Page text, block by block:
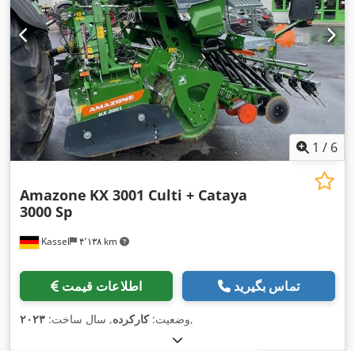
1 / 6
Kassel ۴٬۱۳۸ km
Amazone KX 3001 Culti + Cataya
3000 Sp
اطلاعات قیمت تماس بگیرید
وضعیت:کارکرده, سال ساخت: ۲۰۲۳ ,